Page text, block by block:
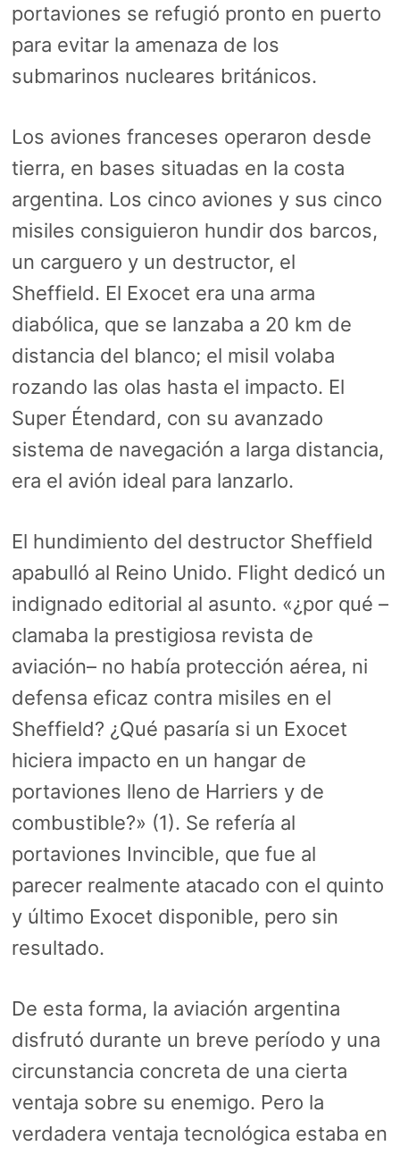
portaviones se refugió pronto en puerto
para evitar la amenaza de los
submarinos nucleares británicos.
Los aviones franceses operaron desde
tierra, en bases situadas en la costa
argentina. Los cinco aviones y sus cinco
misiles consiguieron hundir dos barcos,
un carguero y un destructor, el
Sheffield. El Exocet era una arma
diabólica, que se lanzaba a 20 km de
distancia del blanco; el misil volaba
rozando las olas hasta el impacto. El
Super Étendard, con su avanzado
sistema de navegación a larga distancia,
era el avión ideal para lanzarlo.
El hundimiento del destructor Sheffield
apabulló al Reino Unido. Flight dedicó un
indignado editorial al asunto. «¿por qué –
clamaba la prestigiosa revista de
aviación– no había protección aérea, ni
defensa eficaz contra misiles en el
Sheffield? ¿Qué pasaría si un Exocet
hiciera impacto en un hangar de
portaviones lleno de Harriers y de
combustible?» (1). Se refería al
portaviones Invincible, que fue al
parecer realmente atacado con el quinto
y último Exocet disponible, pero sin
resultado.
De esta forma, la aviación argentina
disfrutó durante un breve período y una
circunstancia concreta de una cierta
ventaja sobre su enemigo. Pero la
verdadera ventaja tecnológica estaba en